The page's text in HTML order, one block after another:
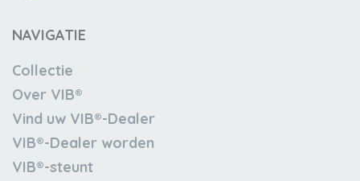
NAVIGATIE
Collectie
Over VIB®
Vind uw VIB®-Dealer
VIB®-Dealer worden
VIB®-steunt